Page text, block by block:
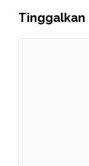
Tinggalkan